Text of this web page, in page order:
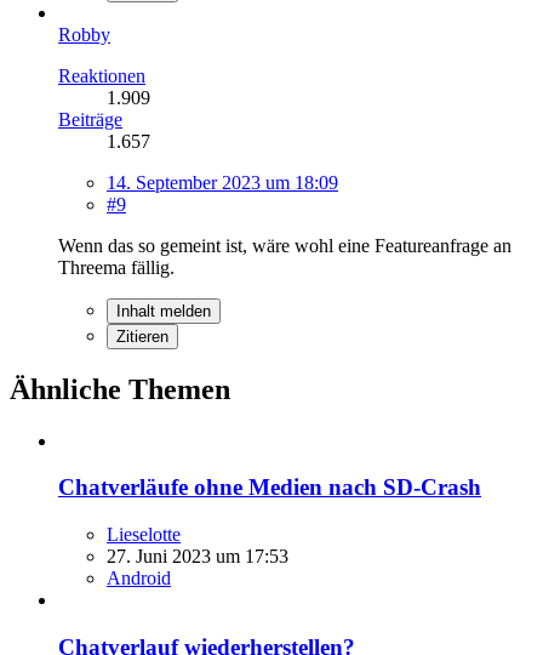
Robby
Reaktionen
1.909
Beiträge
1.657
14. September 2023 um 18:09
#9
Wenn das so gemeint ist, wäre wohl eine Featureanfrage an
Threema fällig.
Inhalt melden
Zitieren
Ähnliche Themen
Chatverläufe ohne Medien nach SD-Crash
Lieselotte
27. Juni 2023 um 17:53
Android
Chatverlauf wiederherstellen?